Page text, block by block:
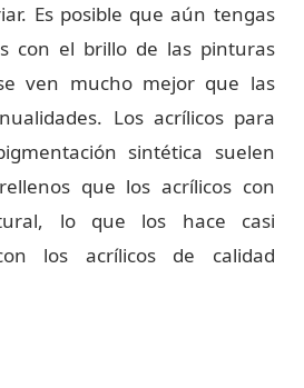
Es posible que aún tengas
con el brillo de las pinturas
ven mucho mejor que las
Los acrílicos para
sintética suelen
que los acrílicos con
lo que los hace casi
los acrílicos de calidad